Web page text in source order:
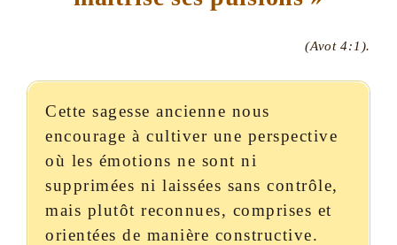
(Avot 4:1).
Cette sagesse ancienne nous
encourage à cultiver une perspective
où les émotions ne sont ni
supprimées ni laissées sans contrôle,
mais plutôt reconnues, comprises et
orientées de manière constructive.